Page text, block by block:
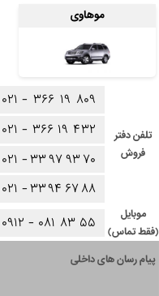
موهاوی
تلفن دفتر
فروش
۰۲۱ - ۳۶۶ ۱۹ ۸۰۹
۰۲۱ - ۳۶۶ ۱۹ ۴۳۲
۰۲۱ -۳۳۹۷۹۳۷۰
۰۲۱ -۳۳۹۴ ۶۷۸۸
موبایل
(فقط تماس)
۰۹۱۲ - ۰۸۱ ۸۳ ۵۵
پیام رسان های داخلی